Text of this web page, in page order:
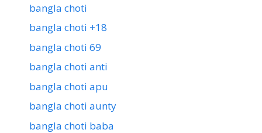
bangla choti
bangla choti +18
bangla choti 69
bangla choti anti
bangla choti apu
bangla choti aunty
bangla choti baba